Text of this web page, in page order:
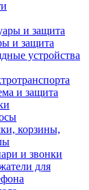
и защита
устройства
и защита
корзины,
и звонки
для